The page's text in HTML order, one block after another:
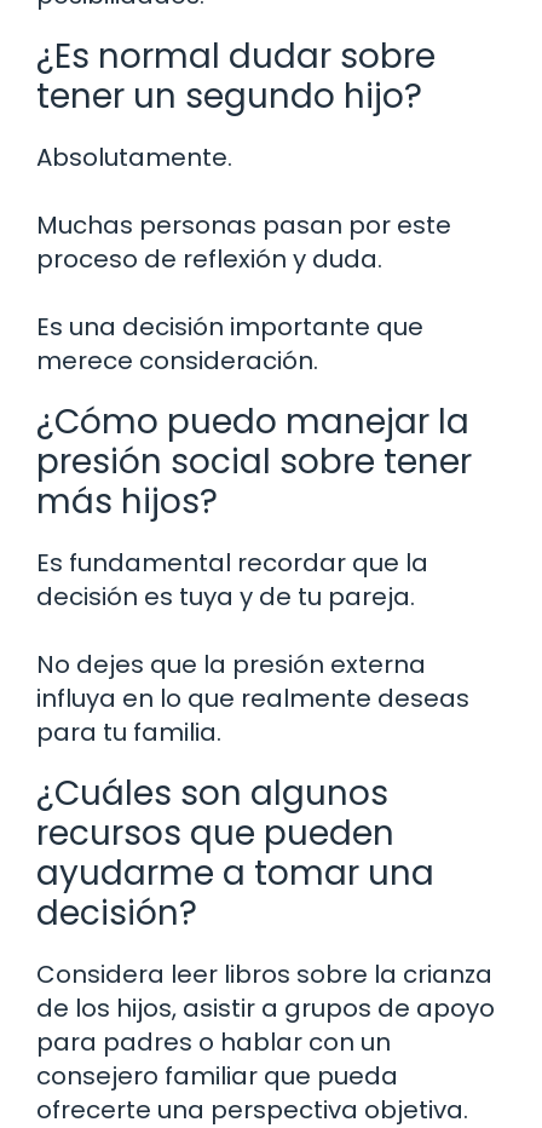
¿Es normal dudar sobre
tener un segundo hijo?
Absolutamente.
Muchas personas pasan por este
proceso de reflexión y duda.
Es una decisión importante que
merece consideración.
¿Cómo puedo manejar la
presión social sobre tener
más hijos?
Es fundamental recordar que la
decisión es tuya y de tu pareja.
No dejes que la presión externa
influya en lo que realmente deseas
para tu familia.
¿Cuáles son algunos
recursos que pueden
ayudarme a tomar una
decisión?
Considera leer libros sobre la crianza
de los hijos, asistir a grupos de apoyo
para padres o hablar con un
consejero familiar que pueda
ofrecerte una perspectiva objetiva.